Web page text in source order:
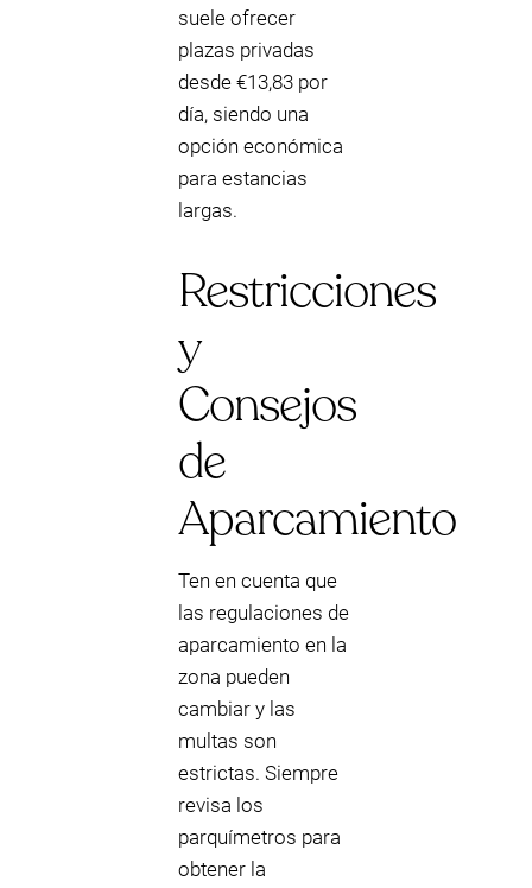
suele ofrecer
plazas privadas
desde €13,83 por
día, siendo una
opción económica
para estancias
largas.
Restricciones
y
Consejos
de
Aparcamiento
Ten en cuenta que
las regulaciones de
aparcamiento en la
zona pueden
cambiar y las
multas son
estrictas. Siempre
revisa los
parquímetros para
obtener la